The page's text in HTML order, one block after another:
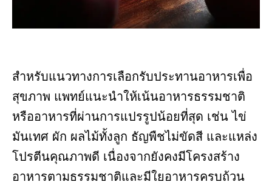
สำหรับแนวทางการเลือกรับประทานอาหารเพื่อ
สุขภาพ แพทย์แนะนำให้เน้นอาหารธรรมชาติ
หรืออาหารที่ผ่านการแปรรูปน้อยที่สุด เช่น ไข่
มันเทศ ผัก ผลไม้ทั้งลูก ธัญพืชไม่ขัดสี และแหล่ง
โปรตีนคุณภาพดี เนื่องจากยังคงมีโครงสร้าง
อาหารตามธรรมชาติและมีใยอาหารครบถ้วน